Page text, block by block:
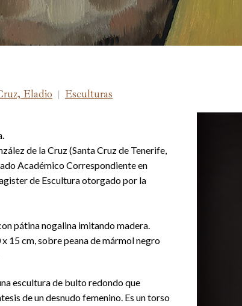
Eladio | Esculturas
de la Cruz (Santa Cruz de Tenerife,
Académico Correspondiente en
de Escultura otorgado por la
pátina nogalina imitando madera.
x 15 cm, sobre peana de mármol negro
escultura de bulto redondo que
de un desnudo femenino. Es un torso